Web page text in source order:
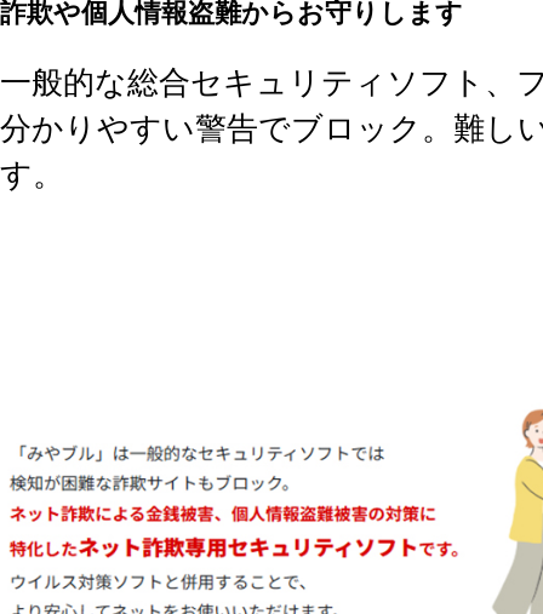
詐欺や個人情報盗難からお守りします
一般的な総合セキュリティソフト、
分かりやすい警告でブロック。難し
す。